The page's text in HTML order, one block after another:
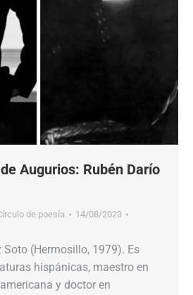
Augurios: Rubén Darío
de poesía
14/08/2023
Soto (Hermosillo, 1979). Es
hispánicas, maestro en
y doctor en